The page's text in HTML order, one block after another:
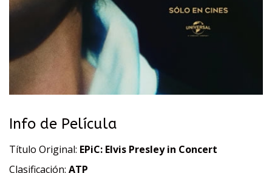
Info de Película
Título Original: EPiC: Elvis Presley in Concert
Clasificación: ATP